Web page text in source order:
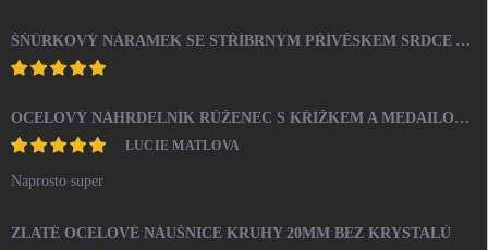
ŠŇŮRKOVÝ NÁRAMEK SE STŘÍBRNÝM PŘÍVĚSKEM SRDCE A KRYSTALY SWAROVSKI CRYSTAL (STŘÍBRO 925/1000)
OCELOVÝ NÁHRDELNÍK RŮŽENEC S KŘÍŽKEM A MEDAILONEM
LUCIE MATLOVA
Naprosto super
ZLATÉ OCELOVÉ NÁUŠNICE KRUHY 20MM BEZ KRYSTALŮ